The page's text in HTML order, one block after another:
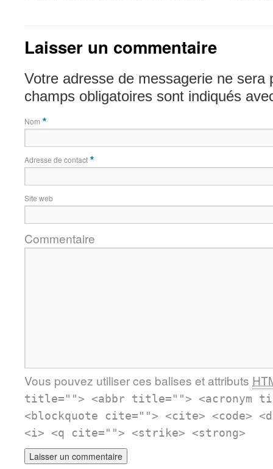
Laisser un commentaire
Votre adresse de messagerie ne sera
champs obligatoires sont indiqués
Nom *
Adresse de contact *
Site web
Commentaire
Vous pouvez utiliser ces balises et attributs
title=""> <abbr title=""> <acronym
<blockquote cite=""> <cite> <code>
<i> <q cite=""> <strike> <strong>